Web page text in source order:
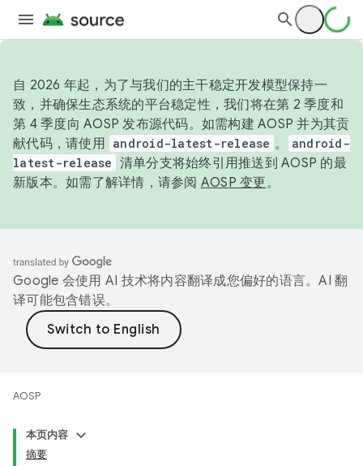
自 2026 年起，为了与我们的主干稳定开发模型保持一
致，并确保生态系统的平台稳定性，我们将在第 2 季度和
第 4 季度向 AOSP 发布源代码。如需构建 AOSP 并为其贡
献代码，请使用 android-latest-release 。
android-
latest-release 清单分支将始终引用推送到 AOSP 的最
新版本。如需了解详情，请参阅 AOSP 变更。
Google 会使用 AI 技术将内容翻译成您偏好的语言。AI 翻
译可能包含错误。
AOSP
本页内容
摘要